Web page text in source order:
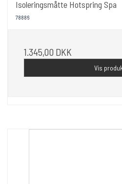
Isoleringsmåtte Hotspring Spa
78886
1.345,00 DKK
Vis